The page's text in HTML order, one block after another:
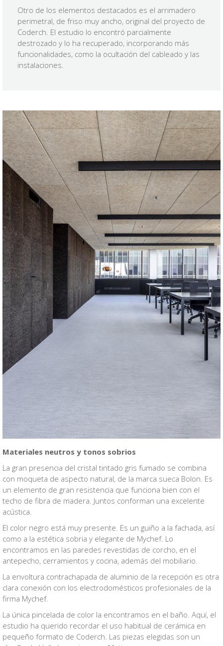
Otro de los elementos destacados es el arrimadero
perimetral, de friso muy ancho, original del proyecto de
Coderch. El estudio lo encontró parcialmente
destrozado y lo ha recuperado, incorporando más
funcionalidades, como la ocultación del cableado y las
instalaciones.
Materiales neutros y tonos sobrios
La gran presencia del cristal tintado gris fumado se combina
con moqueta de aspecto natural, de la marca sueca Bolon. Es
un elemento de gran resistencia que funciona bien con el
techo de fibra de madera. Juntos conforman una excelente
acústica.
El color negro está muy presente. Es un guiño a la fachada, así
como a la estética sobria y elegante de Mychef. Lo
encontramos en las paredes revestidas de corcho, en el
antepecho, cerramientos y cocina, además del mobiliario.
La envoltura contrachapada de aluminio de la recepción es otra
clara conexión con los electrodomésticos profesionales de la
firma Mychef.
La única pincelada de color la encontramos en el baño. Aquí, el
estudio ha querido recordar el uso habitual de cerámica en
pequeño formato de Coderch. Las piezas elegidas son un